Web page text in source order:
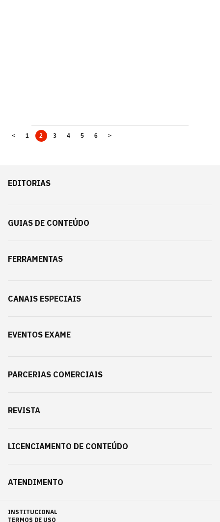
< 1 2 3 4 5 6 >
EDITORIAS
GUIAS DE CONTEÚDO
FERRAMENTAS
CANAIS ESPECIAIS
EVENTOS EXAME
PARCERIAS COMERCIAIS
REVISTA
LICENCIAMENTO DE CONTEÚDO
ATENDIMENTO
INSTITUCIONAL
TERMOS DE USO